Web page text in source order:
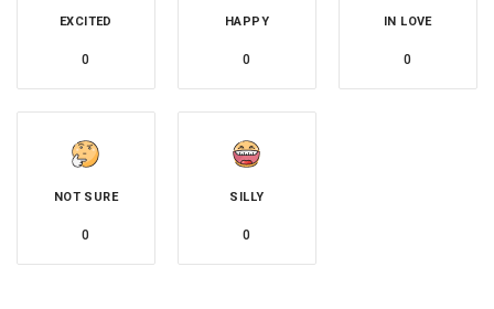
EXCITED
0
HAPPY
0
IN LOVE
0
NOT SURE
0
SILLY
0